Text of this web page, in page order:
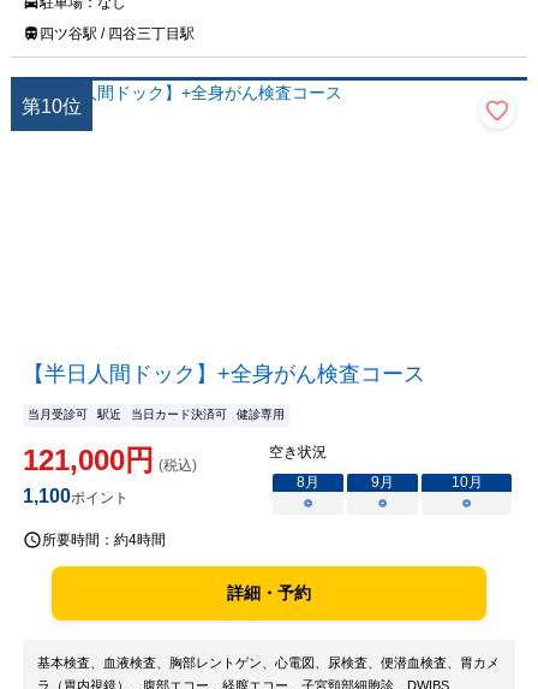
四ツ谷駅 / 四谷三丁目駅
第10位
【半日人間ドック】+全身がん検査コース
当月受診可 駅近 当日カード決済可 健診専用
121,000円 (税込)
1,100ポイント
空き状況
8月 9月 10月
○
○ ○
所要時間： 約4時間
詳細・予約
基本検査、血液検査、胸部レントゲン、心電図、尿検査、便潜血検査、胃カメ
ラ（胃内視鏡）、腹部エコー、経膣エコー、子宮頸部細胞診、DWIBS